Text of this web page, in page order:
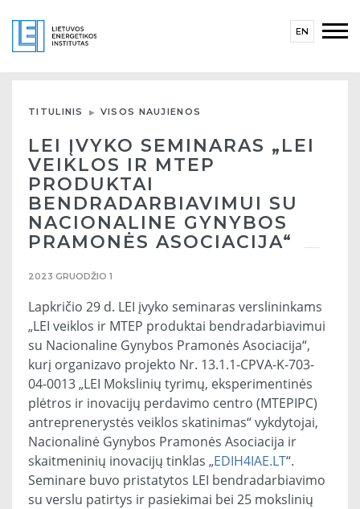
EN
TITULINIS VISOS NAUJIENOS
LEI ĮVYKO SEMINARAS „LEI
VEIKLOS IR MTEP
PRODUKTAI
BENDRADARBIAVIMUI SU
NACIONALINE GYNYBOS
PRAMONĖS ASOCIACIJA“
2023 GRUODŽIO 1
Lapkričio 29 d. LEI įvyko seminaras verslininkams
„LEI veiklos ir MTEP produktai bendradarbiavimui
su Nacionaline Gynybos Pramonės Asociacija“,
kurį organizavo projekto Nr. 13.1.1-CPVA-K-703-
04-0013 „LEI Mokslinių tyrimų, eksperimentinės
plėtros ir inovacijų perdavimo centro (MTEPIPC)
antreprenerystės veiklos skatinimas“ vykdytojai,
Nacionalinė Gynybos Pramonės Asociacija ir
skaitmeninių inovacijų tinklas „EDIH4IAE.LT“.
Seminare buvo pristatytos LEI bendradarbiavimo
su verslu patirtys ir pasiekimai bei 25 mokslinių